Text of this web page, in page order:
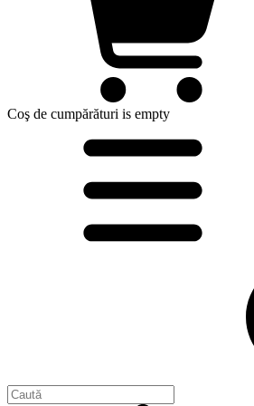
Coş de cumpărături is empty